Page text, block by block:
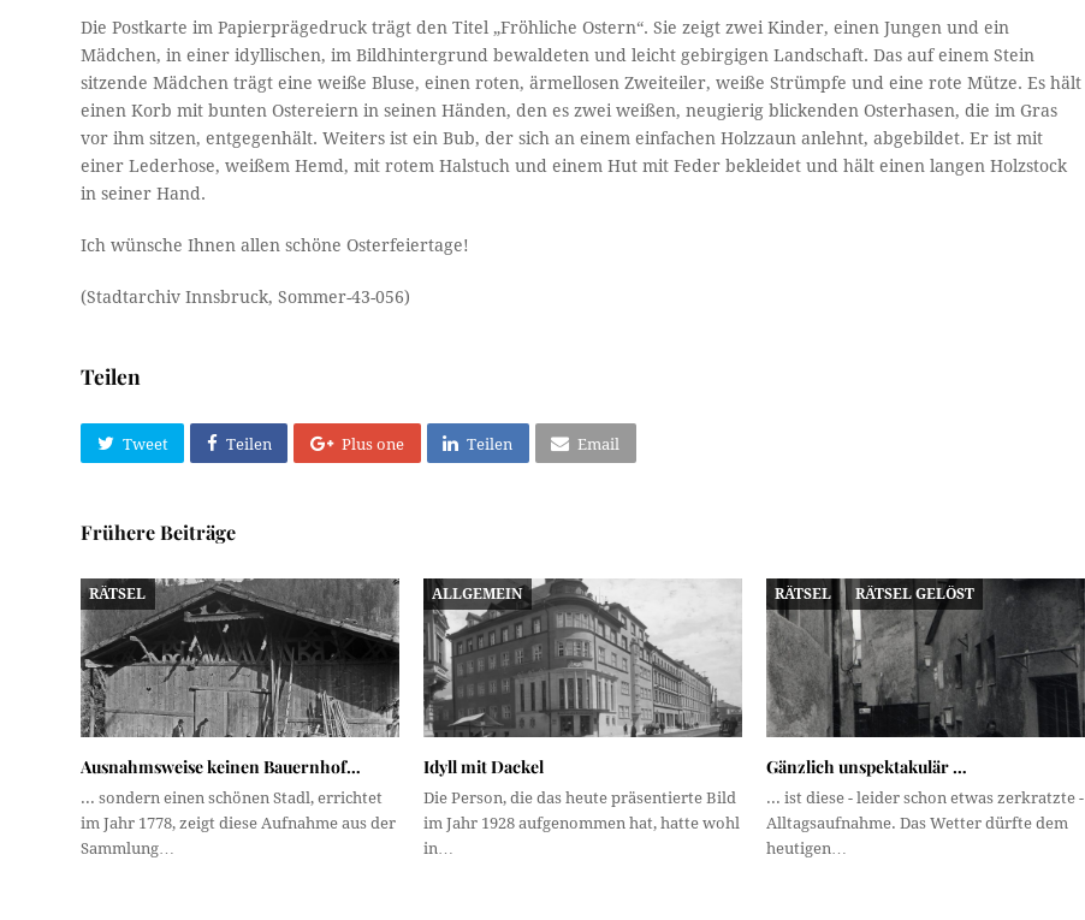
Die Postkarte im Papierprägedruck trägt den Titel „Fröhliche Ostern“. Sie zeigt zwei Kinder, einen Jungen und ein
Mädchen, in einer idyllischen, im Bildhintergrund bewaldeten und leicht gebirgigen Landschaft. Das auf einem Stein
sitzende Mädchen trägt eine weiße Bluse, einen roten, ärmellosen Zweiteiler, weiße Strümpfe und eine rote Mütze. Es hält
einen Korb mit bunten Ostereiern in seinen Händen, den es zwei weißen, neugierig blickenden Osterhasen, die im Gras
vor ihm sitzen, entgegenhält. Weiters ist ein Bub, der sich an einem einfachen Holzzaun anlehnt, abgebildet. Er ist mit
einer Lederhose, weißem Hemd, mit rotem Halstuch und einem Hut mit Feder bekleidet und hält einen langen Holzstock
in seiner Hand.
Ich wünsche Ihnen allen schöne Osterfeiertage!
(Stadtarchiv Innsbruck, Sommer-43-056)
Teilen
Tweet Teilen Plus one Teilen Email
Frühere Beiträge
RÄTSEL
Ausnahmsweise keinen Bauernhof…
... sondern einen schönen Stadl, errichtet
im Jahr 1778, zeigt diese Aufnahme aus der
Sammlung…
ALLGEMEIN
Idyll mit Dackel
Die Person, die das heute präsentierte Bild
im Jahr 1928 aufgenommen hat, hatte wohl
in…
RÄTSEL RÄTSEL GELÖST
Gänzlich unspektakulär …
... ist diese - leider schon etwas zerkratzte -
Alltagsaufnahme. Das Wetter dürfte dem
heutigen…